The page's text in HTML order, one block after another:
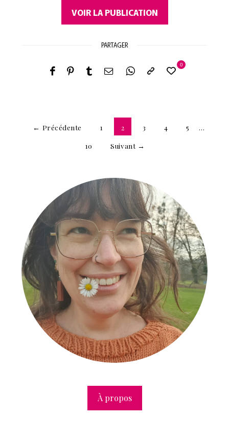
VOIR LA PUBLICATION
PARTAGER
0
← Précédente 1 2 3 4 5
10
Suivant →
À propos